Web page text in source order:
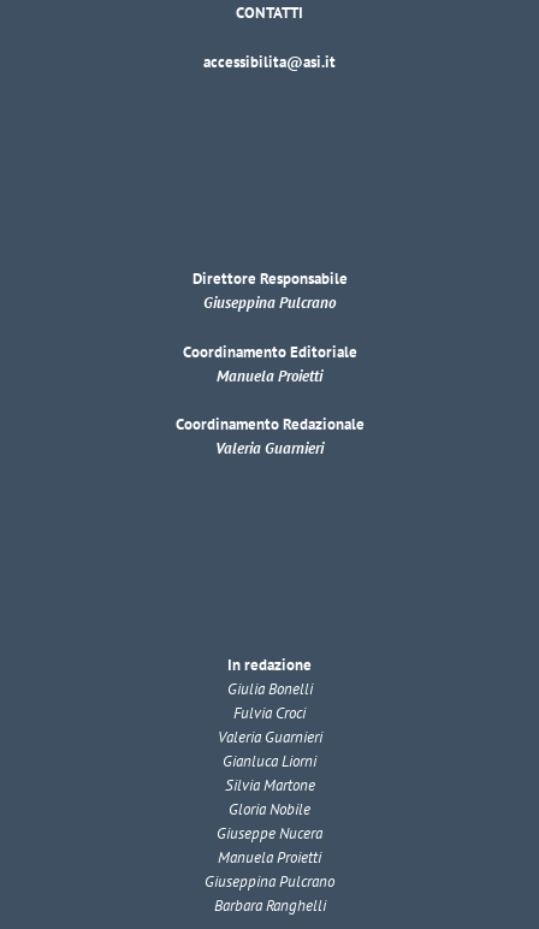
CONTATTI
accessibilita@asi.it
Direttore Responsabile
Giuseppina Pulcrano
Coordinamento Editoriale
Manuela Proietti
Coordinamento Redazionale
Valeria Guarnieri
In redazione
Giulia Bonelli
Fulvia Croci
Valeria Guarnieri
Gianluca Liorni
Silvia Martone
Gloria Nobile
Giuseppe Nucera
Manuela Proietti
Giuseppina Pulcrano
Barbara Ranghelli